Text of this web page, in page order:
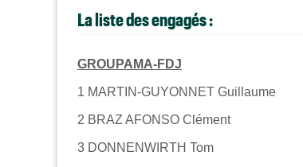
La liste des engagés :
GROUPAMA-FDJ
1 MARTIN-GUYONNET Guillaume
2 BRAZ AFONSO Clément
3 DONNENWIRTH Tom